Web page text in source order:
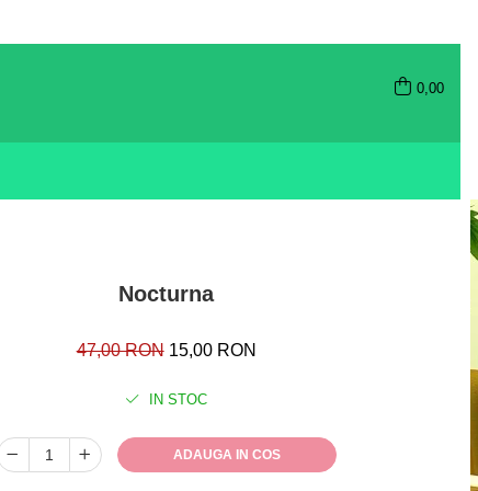
0,00
Nocturna
47,00 RON 15,00 RON
IN STOC
ADAUGA IN COS